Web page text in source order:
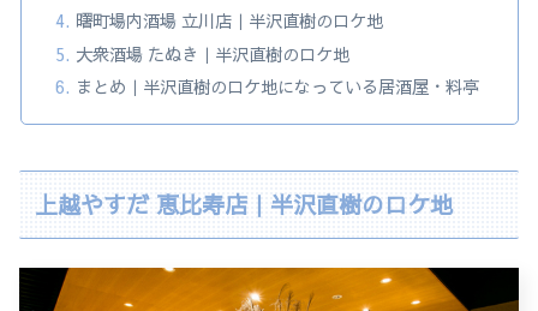
曙町場内酒場 立川店｜半沢直樹のロケ地
大衆酒場 たぬき｜半沢直樹のロケ地
まとめ｜半沢直樹のロケ地になっている居酒屋・料亭
上越やすだ 恵比寿店｜半沢直樹のロケ地